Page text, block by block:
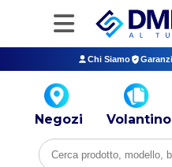
Chi Siamo
Negozi Volantino